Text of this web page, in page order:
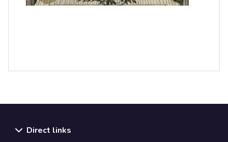
Direct links